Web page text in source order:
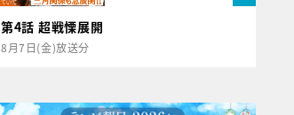
第4話 超戦慄展開
8月7日(金)放送分